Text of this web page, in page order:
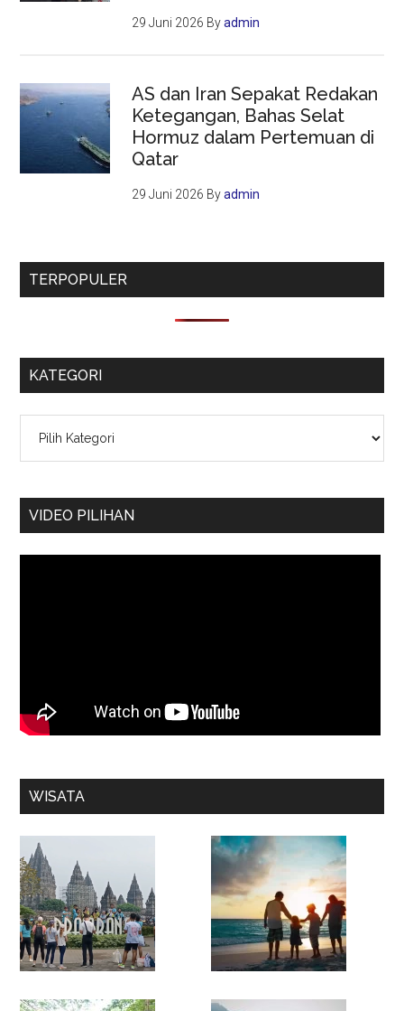
29 Juni 2026 Byadmin
AS dan Iran Sepakat Redakan
Ketegangan, Bahas Selat
Hormuz dalam Pertemuan di
Qatar
29 Juni 2026 Byadmin
TERPOPULER
KATEGORI
VIDEO PILIHAN
WISATA